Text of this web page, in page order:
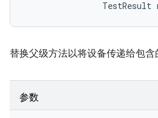
TestResult
替换父级方法以将设备传递给包含
参数